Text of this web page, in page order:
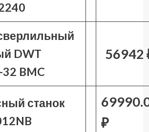
DWT
BMC
56942
станок
₽